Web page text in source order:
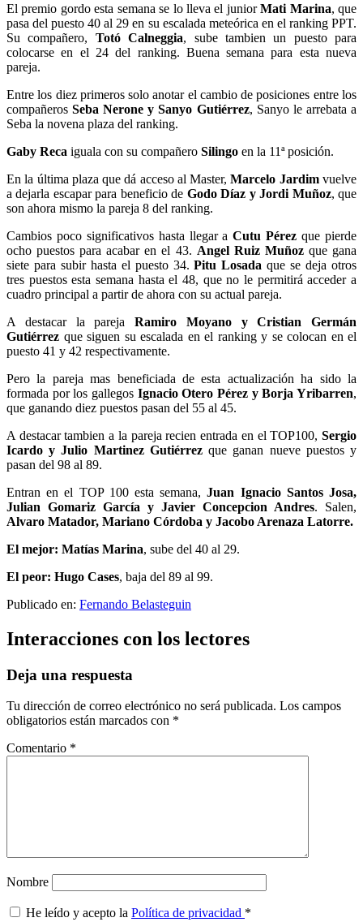
El premio gordo esta semana se lo lleva el juniorMati Marina, que
pasa del puesto 40 al 29 en su escalada meteórica en el ranking PPT.
Su compañero, Totó Calneggia, sube tambien un puesto para
colocarse en el 24 del ranking. Buena semana para esta nueva
pareja.
Entre los diez primeros solo anotar el cambio de posiciones entre los
compañerosSeba Nerone y Sanyo Gutiérrez, Sanyo le arrebata a
Seba la novena plaza del ranking.
Gaby Reca iguala con su compañero Silingo en la 11ª posición.
En la última plaza que dá acceso al Master,Marcelo Jardimvuelve
a dejarla escapar para beneficio de Godo Díaz y Jordi Muñoz, que
son ahora mismo la pareja 8 del ranking.
Cambios poco significativos hasta llegar aCutu Pérez que pierde
ocho puestos para acabar en el 43. Angel Ruiz Muñozque gana
siete para subir hasta el puesto 34.Pitu Losada que se deja otros
tres puestos esta semana hasta el 48, que no le permitirá acceder a
cuadro principal a partir de ahora con su actual pareja.
A destacar la pareja Ramiro Moyano y Cristian Germán
Gutiérrez que siguen su escalada en el ranking y se colocan en el
puesto 41 y 42 respectivamente.
Pero la pareja mas beneficiada de esta actualización ha sido la
formada por los gallegos Ignacio Otero Pérez y Borja Yribarren,
que ganando diez puestos pasan del 55 al 45.
A destacar tambien a la pareja recien entrada en el TOP100, Sergio
Icardo y Julio Martinez Gutiérrezque ganan nueve puestos y
pasan del 98 al 89.
Entran en el TOP 100 esta semana,Juan Ignacio Santos Josa,
Julian Gomariz García y Javier Concepcion Andres. Salen,
Alvaro Matador, Mariano Córdoba y Jacobo Arenaza Latorre.
El mejor: Matías Marina, sube del 40 al 29.
El peor: Hugo Cases, baja del 89 al 99.
Publicado en: Fernando Belasteguin
Interacciones con los lectores
Deja una respuesta
Tu dirección de correo electrónico no será publicada. Los campos
obligatorios están marcados con *
Comentario *
Nombre
He leído y acepto la Política de privacidad *